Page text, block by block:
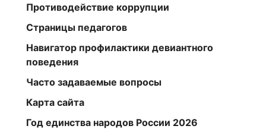
Противодействие коррупции
Страницы педагогов
Навигатор профилактики девиантного
поведения
Часто задаваемые вопросы
Карта сайта
Год единства народов России 2026